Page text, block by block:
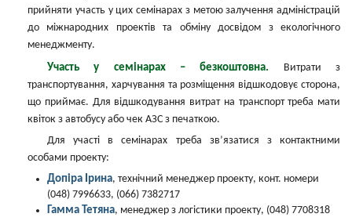
прийняти участь у цих семінарах з метою залучення адміністрацій
до міжнародних проектів та обміну досвідом з екологічного
менеджменту.
Участь у семінарах – безкоштовна. Витрати з
транспортування, харчування та розміщення відшкодовує сторона,
що приймає. Для відшкодування витрат на транспорт треба мати
квіток з автобусу або чек АЗС з печаткою.
Для участі в семінарах треба зв’язатися з контактними
особами проекту:
Допіра Ірина, технічний менеджер проекту, конт. номери
(048) 7996633, (066) 7382717
Гамма Тетяна, менеджер з логістики проекту, (048) 7708318